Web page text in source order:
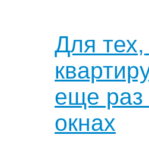
Для
еще раз
окнах